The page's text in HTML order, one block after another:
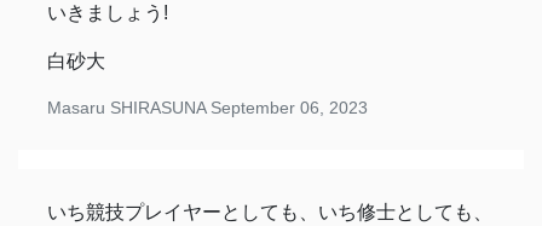
いきましょう!
白砂大
Masaru SHIRASUNA September 06, 2023
いち競技プレイヤーとしても、いち修士としても、